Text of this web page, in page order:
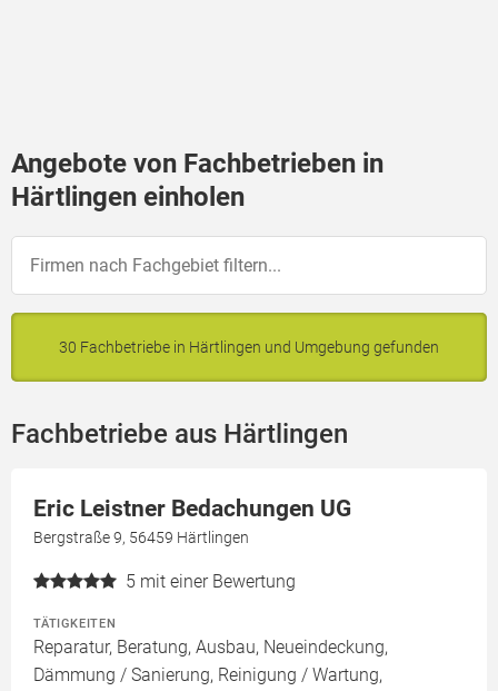
Angebote von Fachbetrieben in
Härtlingen einholen
30 Fachbetriebe in Härtlingen und Umgebung gefunden
Fachbetriebe aus Härtlingen
Eric Leistner Bedachungen UG
Bergstraße 9, 56459 Härtlingen
5 mit einer Bewertung
TÄTIGKEITEN
Reparatur, Beratung, Ausbau, Neueindeckung,
Dämmung / Sanierung, Reinigung / Wartung,